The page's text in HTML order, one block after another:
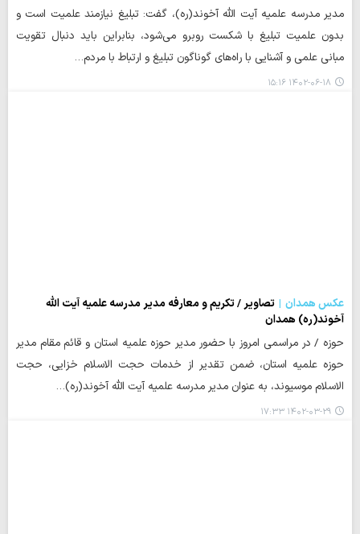
مدیر مدرسه علمیه آیت الله آخوند(ره)، گفت: تبلیغ نیازمند علمیت است و
بدون علمیت تبلیغ با شکست روبرو می‌شود، بنابراین باید دنبال تقویت
مبانی علمی و آشنایی با راه‌های گوناگون تبلیغ و ارتباط با مردم…
۱۴۰۲-۰۶-۱۸ ۱۵:۱۶
عکس همدان
تصاویر / تکریم و معارفه مدیر مدرسه علمیه آیت الله
آخوند(ره) همدان
حوزه / در مراسمی امروز با حضور مدیر حوزه علمیه استان و قائم مقام مدیر
حوزه علمیه استان، ضمن تقدیر از خدمات حجت الاسلام خزایی، حجت
الاسلام موسیوند، به عنوان مدیر مدرسه علمیه آیت الله آخوند(ره)…
۱۴۰۲-۰۳-۲۹ ۱۷:۳۳